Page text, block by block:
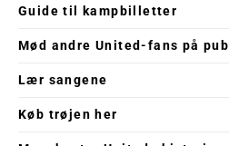
Guide til kampbilletter
Mød andre United-fans på pub
Lær sangene
Køb trøjen her